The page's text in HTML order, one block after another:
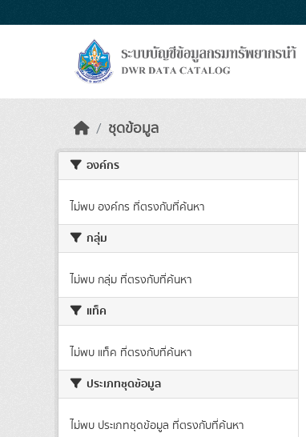
ชุดข้อมูล
องค์กร
ไม่พบ องค์กร ที่ตรงกับที่ค้นหา
กลุ่ม
ไม่พบ กลุ่ม ที่ตรงกับที่ค้นหา
แท็ค
ไม่พบ แท็ค ที่ตรงกับที่ค้นหา
ประเภทชุดข้อมูล
ไม่พบ ประเภทชุดข้อมูล ที่ตรงกับที่ค้นหา